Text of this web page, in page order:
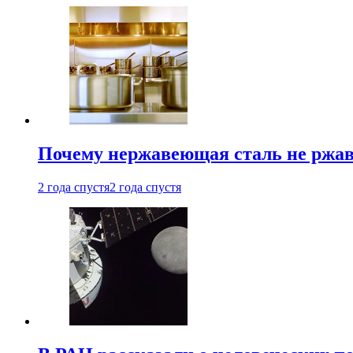
Почему нержавеющая сталь не
2 года спустя2 года спустя